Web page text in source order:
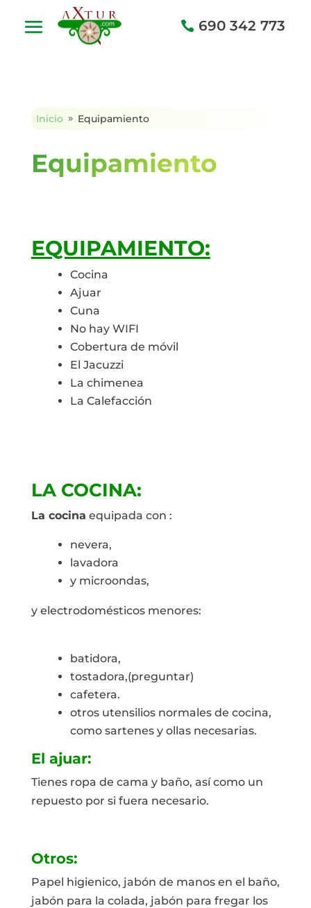
690 342 773
Inicio 9 Equipamiento
Equipamiento
EQUIPAMIENTO:
Cocina
Ajuar
Cuna
No hay WIFI
Cobertura de móvil
El Jacuzzi
La chimenea
La Calefacción
LA COCINA:
La cocina equipada con :
nevera,
lavadora
y microondas,
y electrodomésticos menores:
batidora,
tostadora,(preguntar)
cafetera.
otros utensilios normales de cocina,
como sartenes y ollas necesarias.
El ajuar:
Tienes ropa de cama y baño, así como un
repuesto por si fuera necesario.
Otros:
Papel higienico, jabón de manos en el baño,
jabón para la colada, jabón para fregar los